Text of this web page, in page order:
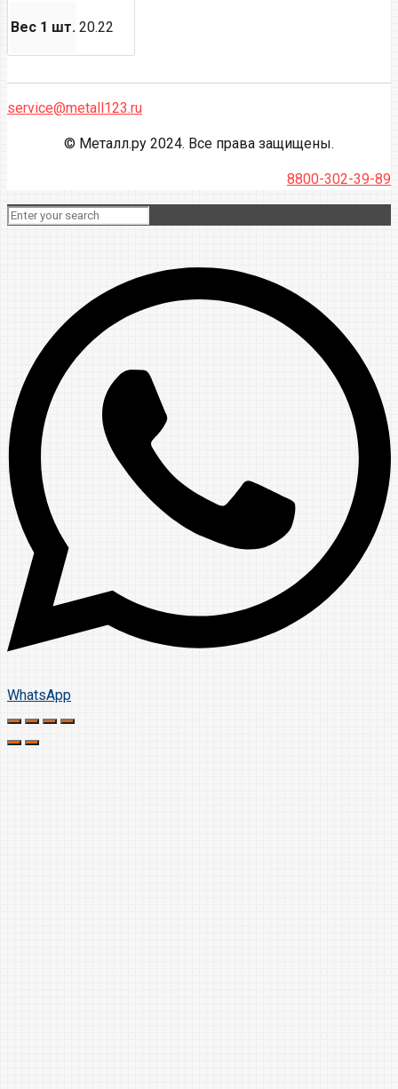
Вес 1 шт. 20.22
service@metall123.ru
© Металл.ру 2024. Все права защищены.
8800-302-39-89
WhatsApp